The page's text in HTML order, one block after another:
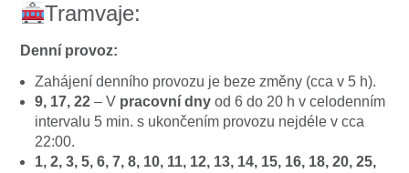
Tramvaje:
Denní provoz:
Zahájení denního provozu je beze změny (cca v 5 h).
9, 17, 22 – V pracovní dny od 6 do 20 h v celodenním
intervalu 5 min. s ukončením provozu nejdéle v cca
22:00.
1, 2, 3, 5, 6, 7, 8, 10, 11, 12, 13, 14, 15, 16, 18, 20, 25,